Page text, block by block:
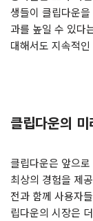
생들이 클립다운
과를 높일 수 있다
대해서도 지속적
클립다운의
클립다운은 앞으
최상의 경험을 제
전과 함께 사용자
립다운의 시장은